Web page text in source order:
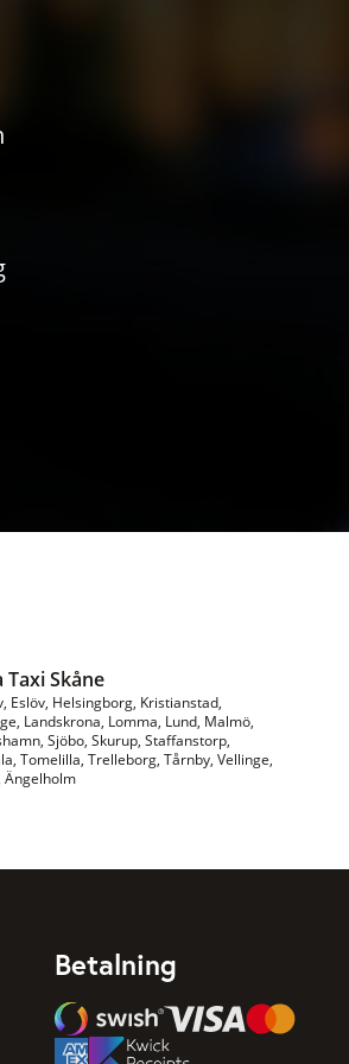
Taxi Skåne
Eslöv, Helsingborg, Kristianstad,
Landskrona, Lomma, Lund, Malmö,
Sjöbo, Skurup, Staffanstorp,
Tomelilla, Trelleborg, Tårnby, Vellinge,
Ängelholm
Betalning
Swish
Visa
Mastercard